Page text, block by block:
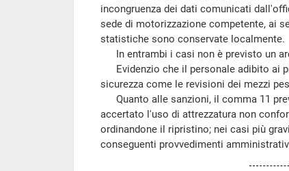
incongruenza dei dati comunicati
sede di motorizzazione competente, ai
statistiche sono conservate localmente.
In entrambi i casi non è previsto un
Evidenzio che il personale adibito ai
sicurezza come le revisioni dei mezzi
Quanto alle sanzioni, il comma 11
accertato l'uso di attrezzatura non
ordinandone il ripristino; nei casi più
conseguenti provvedimenti